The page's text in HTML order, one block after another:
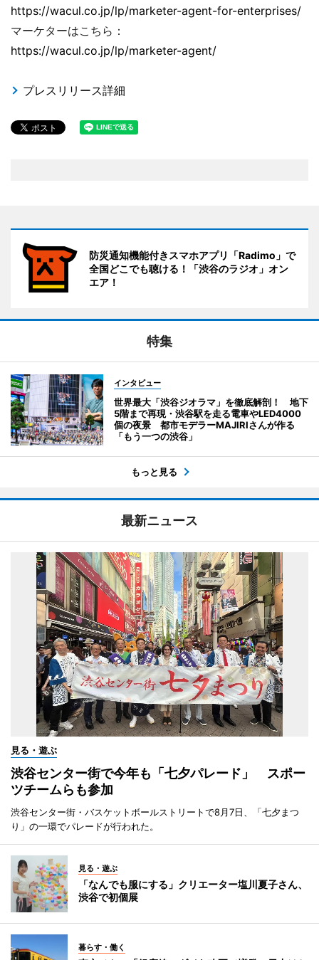
https://wacul.co.jp/lp/marketer-agent-for-enterprises/
マーケターはこちら：
https://wacul.co.jp/lp/marketer-agent/
プレスリリース詳細
防災通知機能付きスマホアプリ「Radimo」で
全国どこでも聴ける！「渋谷のラジオ」オン
エア！
特集
インタビュー
世界最大「渋谷ジオラマ」を徹底解剖！ 地下
5階まで再現・渋谷駅を走る電車やLED4000
個の夜景 都市モデラーMAJIRIさんが作る
「もう一つの渋谷」
もっと見る
最新ニュース
見る・遊ぶ
渋谷センター街で今年も「七夕パレード」 スポー
ツチームらも参加
渋谷センター街・バスケットボールストリートで8月7日、「七夕まつ
り」の一環でパレードが行われた。
見る・遊ぶ
「なんでも服にする」クリエーター塩川夏子さん、
渋谷で初個展
暮らす・働く